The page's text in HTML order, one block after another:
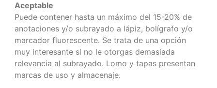
Aceptable
Puede contener hasta un máximo del 15-20% de
anotaciones y/o subrayado a lápiz, bolígrafo y/o
marcador fluorescente. Se trata de una opción
muy interesante si no le otorgas demasiada
relevancia al subrayado. Lomo y tapas presentan
marcas de uso y almacenaje.